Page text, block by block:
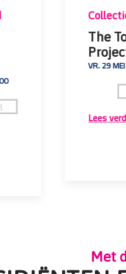
The
VR. 29
Lees
Met